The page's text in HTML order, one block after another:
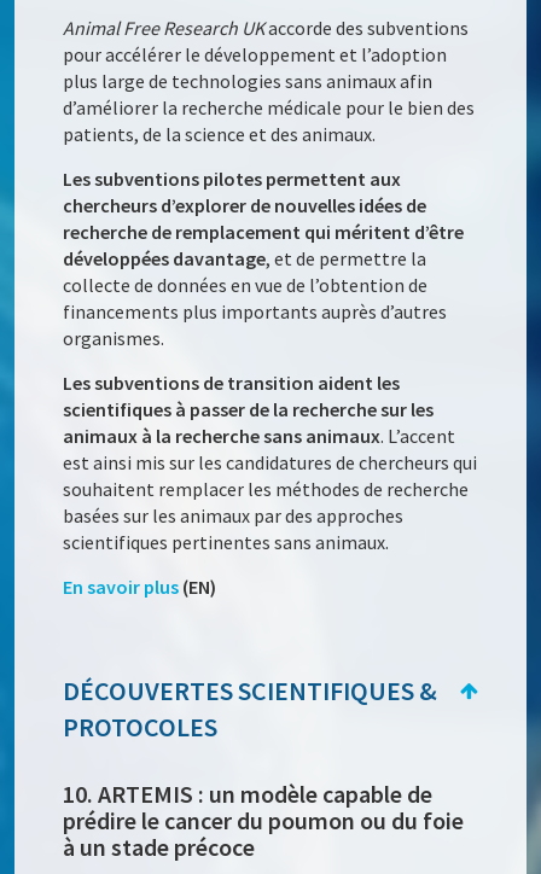
Animal Free Research UKaccorde des subventions
pour accélérer le développement et l’adoption
plus large de technologies sans animaux afin
d’améliorer la recherche médicale pour le bien des
patients, de la science et des animaux.
Les subventions pilotes permettent aux
chercheurs d’explorer de nouvelles idées de
recherche de remplacement qui méritent d’être
développées davantage, et de permettre la
collecte de données en vue de l’obtention de
financements plus importants auprès d’autres
organismes.
Les subventions de transition aident les
scientifiques à passer de la recherche sur les
animaux à la recherche sans animaux. L’accent
est ainsi mis sur les candidatures de chercheurs qui
souhaitent remplacer les méthodes de recherche
basées sur les animaux par des approches
scientifiques pertinentes sans animaux.
En savoir plus (EN)
DÉCOUVERTES SCIENTIFIQUES &
PROTOCOLES
10. ARTEMIS : un modèle capable de
prédire le cancer du poumon ou du foie
à un stade précoce